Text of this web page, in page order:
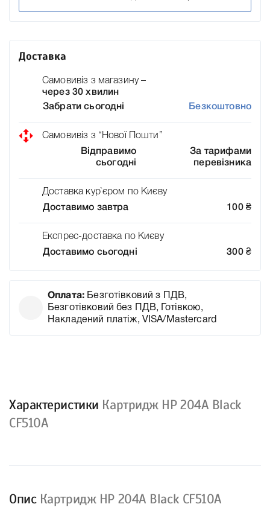
Доставка
Самовивіз з магазину –
через 30 хвилин
Забрати сьогодні
Безкоштовно
Самовивіз з “Нової Пошти”
Відправимо
сьогодні
За тарифами
перевізника
Доставка кур`єром по Києву
Доставимо завтра
100 ₴
Експрес-доставка по Києву
Доставимо сьогодні
300 ₴
Оплата: Безготівковий з ПДВ,
Безготівковий без ПДВ, Готівкою,
Накладений платіж, VISA/Mastercard
Характеристики Картридж HP 204A Black
CF510A
Опис Картридж HP 204A Black CF510A